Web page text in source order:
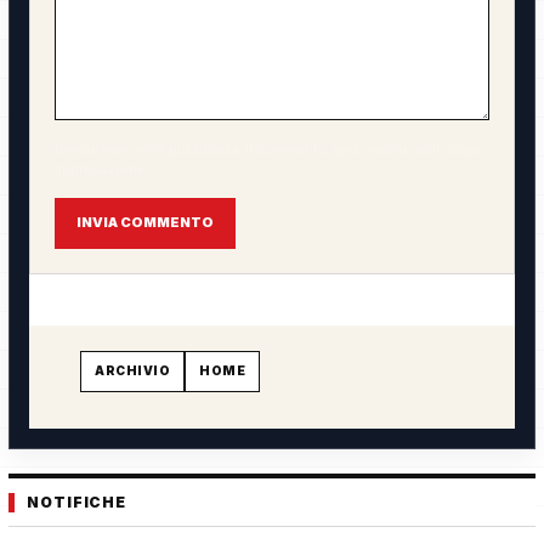
INVIA COMMENTO
ARCHIVIO HOME
NOTIFICHE